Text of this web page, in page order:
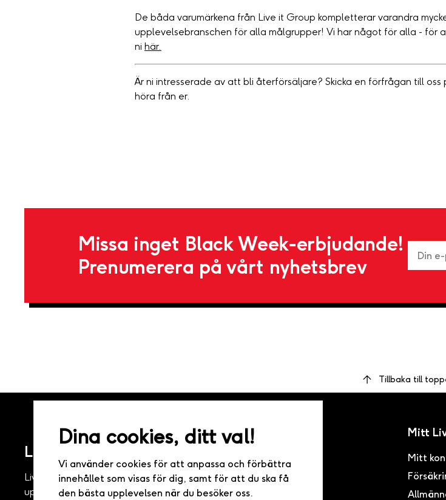
Dina cookies, ditt val!
Vi använder cookies för att anpassa och förbättra
innehållet som visas för dig, samt för att du ska få
den bästa upplevelsen när du besöker oss.
De båda varumärkena från Live it Group kompletterar varandra
upplevelsebranschen för alla målgrupper! Vi har något för alla - för
ni här.
Är ni intresserade av att bli återförsäljare? Skicka en förfrågan till oss
höra från er.
Missa inget Black Week-erbjudande!
Prenumerera på vårt nyhetsbrev
Tillbaka till
Live it – Minnen för livet
Live it grundades 2005 och är idag marknadsledande inom
upplevelsepresenter i Sverige. Med hundratals upplevelser i
Mitt
Mitt